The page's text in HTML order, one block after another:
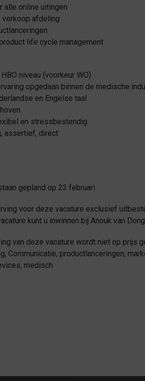
alle online uitingen
verkoop afdeling
life cycle management
niveau (voorkeur WO)
opgedaan binnen de medische
en Engelse taal
en stressbestendig
assertief, direct
gepland op 23 februari
voor deze vacature exclusief
kunt u inwinnen bij Anouk van
van deze vacature wordt niet op prijs
Communicatie, productlanceringen,
medisch